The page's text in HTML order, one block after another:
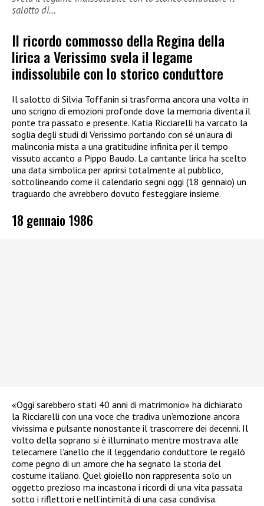
salotto di…
Il ricordo commosso della Regina della
lirica a Verissimo svela il legame
indissolubile con lo storico conduttore
Il salotto di Silvia Toffanin si trasforma ancora una volta in
uno scrigno di emozioni profonde dove la memoria diventa il
ponte tra passato e presente. Katia Ricciarelli ha varcato la
soglia degli studi di Verissimo portando con sé un’aura di
malinconia mista a una gratitudine infinita per il tempo
vissuto accanto a Pippo Baudo. La cantante lirica ha scelto
una data simbolica per aprirsi totalmente al pubblico,
sottolineando come il calendario segni oggi (18 gennaio) un
traguardo che avrebbero dovuto festeggiare insieme.
18 gennaio 1986
«Oggi sarebbero stati 40 anni di matrimonio» ha dichiarato
la Ricciarelli con una voce che tradiva un’emozione ancora
vivissima e pulsante nonostante il trascorrere dei decenni. Il
volto della soprano si è illuminato mentre mostrava alle
telecamere l’anello che il leggendario conduttore le regalò
come pegno di un amore che ha segnato la storia del
costume italiano. Quel gioiello non rappresenta solo un
oggetto prezioso ma incastona i ricordi di una vita passata
sotto i riflettori e nell’intimità di una casa condivisa.